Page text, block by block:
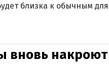
близка к обычным
вновь